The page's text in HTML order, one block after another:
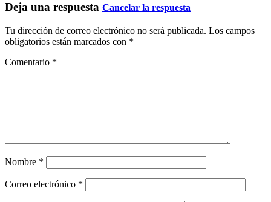
Deja una respuesta Cancelar la respuesta
Tu dirección de correo electrónico no será publicada. Los campos
obligatorios están marcados con *
Comentario *
Nombre *
Correo electrónico *